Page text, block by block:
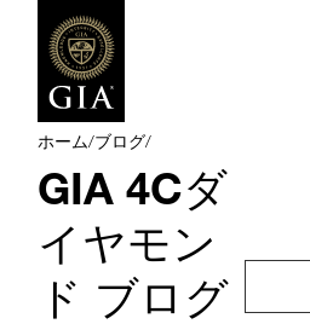
ホーム/ブログ/
GIA 4Cダ
イヤモン
ド ブログ